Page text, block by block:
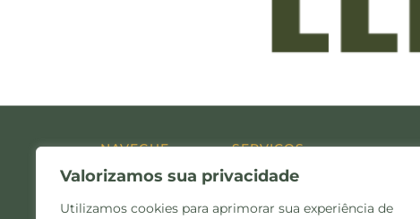
Valorizamos sua privacidade
Utilizamos cookies para aprimorar sua experiência de
NAVEGUE
Home
Quem Somos
SERVIÇOS
Administração Judicial
Consultoria